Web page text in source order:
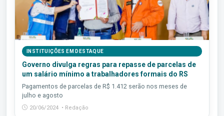
INSTITUIÇÕES EM DESTAQUE
Governo divulga regras para repasse de parcelas de
um salário mínimo a trabalhadores formais do RS
Pagamentos de parcelas de R$ 1.412 serão nos meses de
julho e agosto
20/06/2024 • Redação